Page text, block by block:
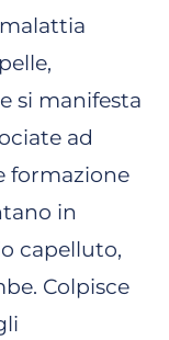
si manifesta
ad
formazione
in
capelluto,
Colpisce